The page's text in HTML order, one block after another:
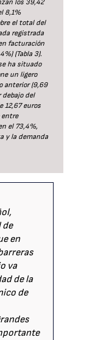
los 39,42
8,1%
el total del
registrada
facturación
(Tabla 3).
ha situado
un ligero
anterior (9,69
debajo del
12,67 euros
entre
el 73,4%,
y la demanda
de
en
va
de la
de